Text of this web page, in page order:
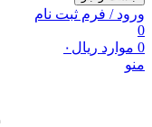
ورود / فرم ثبت نام
0
0 موارد ریال ۰
منو